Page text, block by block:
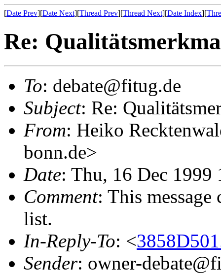
[Date Prev][Date Next][Thread Prev][Thread Next][Date Index][
Re:
To: debate@fitug.de
Subject: Re:
From: Heiko
bonn.de>
Date: Thu, 16 Dec
Comment: This
list.
In-Reply-To: <
Sender: owner-